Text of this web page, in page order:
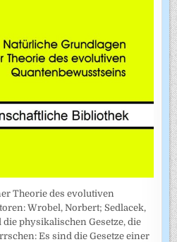
Theorie des evolutiven
Wrobel, Norbert; Sedlacek,
physikalischen Gesetze, die
Es sind die Gesetze einer